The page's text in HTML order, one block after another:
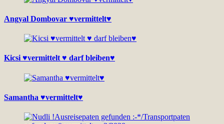
Angyal Dombovar ♥vermittelt♥
Kicsi ♥vermittelt ♥ darf bleiben♥
Samantha ♥vermittelt♥